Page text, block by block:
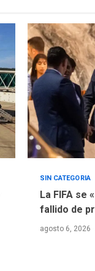
SIN CATEGORIA
La FIFA se
fallido de
agosto 6, 2026